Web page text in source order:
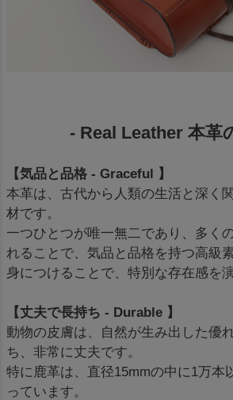
- Real Leather 本革
【気品と品格 - Graceful 】
本革は、古代から人類の生活と深く
材です。
一つひとつが唯一無二であり、多く
れることで、気品と品格を持つ高級
身につけることで、特別な存在感を
【丈夫で長持ち - Durable 】
動物の皮膚は、自然が生み出した優
ち、非常に丈夫です。
特に鹿革は、直径15mmの中に1万本
っています。